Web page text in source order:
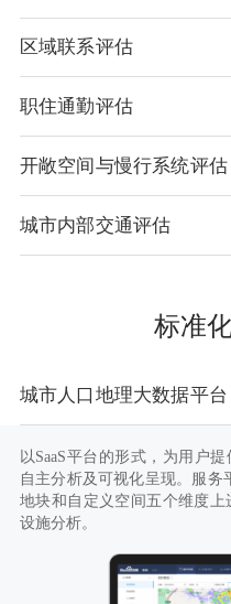
一方面能够统计城市的短期
帮助判断城市公服设施的配套
区域联系评估
城市间人口的日常迁徙数据、
能够挖掘人群的出行目的，
步挖掘。
职住通勤评估
支持通过通勤空间半径测算，
托地图服务计算各交通方式
存在的矛盾。
开敞空间与慢行系统评估
可提供基于街景图片的要素识
城市内部交通评估
标准
城市人口地理大数据平台
以SaaS平台的形式，为用户
自主分析及可视化呈现。服务
地块和自定义空间五个维度
设施分析。